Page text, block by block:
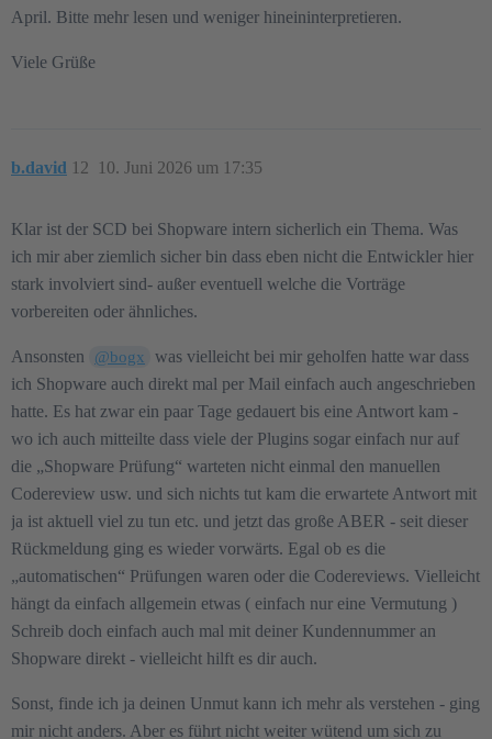
April. Bitte mehr lesen und weniger hineininterpretieren.
Viele Grüße
b.david 10. Juni 2026 um 17:35
12
Klar ist der SCD bei Shopware intern sicherlich ein Thema. Was
ich mir aber ziemlich sicher bin dass eben nicht die Entwickler hier
stark involviert sind- außer eventuell welche die Vorträge
vorbereiten oder ähnliches.
Ansonsten @bogx
was vielleicht bei mir geholfen hatte war dass
ich Shopware auch direkt mal per Mail einfach auch angeschrieben
hatte. Es hat zwar ein paar Tage gedauert bis eine Antwort kam -
wo ich auch mitteilte dass viele der Plugins sogar einfach nur auf
die „Shopware Prüfung“ warteten nicht einmal den manuellen
Codereview usw. und sich nichts tut kam die erwartete Antwort mit
ja ist aktuell viel zu tun etc. und jetzt das große ABER - seit dieser
Rückmeldung ging es wieder vorwärts. Egal ob es die
„automatischen“ Prüfungen waren oder die Codereviews. Vielleicht
hängt da einfach allgemein etwas ( einfach nur eine Vermutung )
Schreib doch einfach auch mal mit deiner Kundennummer an
Shopware direkt - vielleicht hilft es dir auch.
Sonst, finde ich ja deinen Unmut kann ich mehr als verstehen - ging
mir nicht anders. Aber es führt nicht weiter wütend um sich zu